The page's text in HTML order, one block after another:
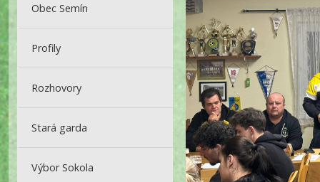
Obec Semín
Profily
Rozhovory
Stará garda
Výbor Sokola